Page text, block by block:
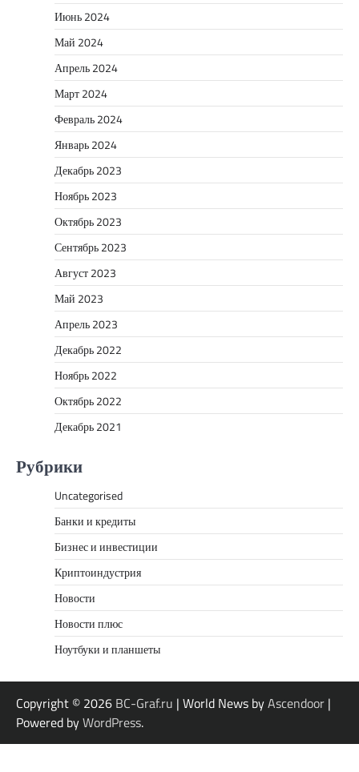
Июнь 2024
Май 2024
Апрель 2024
Март 2024
Февраль 2024
Январь 2024
Декабрь 2023
Ноябрь 2023
Октябрь 2023
Сентябрь 2023
Август 2023
Май 2023
Апрель 2023
Декабрь 2022
Ноябрь 2022
Октябрь 2022
Декабрь 2021
Рубрики
Uncategorised
Банки и кредиты
Бизнес и инвестиции
Криптоиндустрия
Новости
Новости плюс
Ноутбуки и планшеты
Copyright © 2026 BC-Graf.ru | World News byAscendoor |
Powered byWordPress.